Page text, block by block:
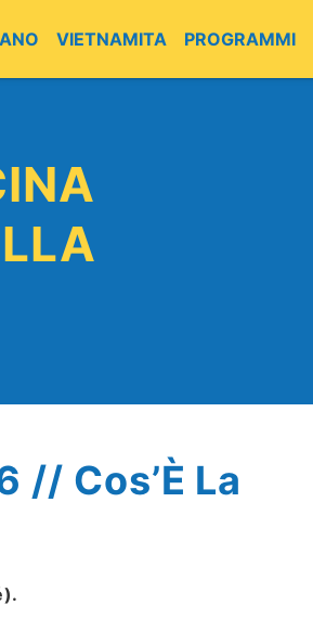
VIETNAMITA PROGRAMMI
// Cos’È La